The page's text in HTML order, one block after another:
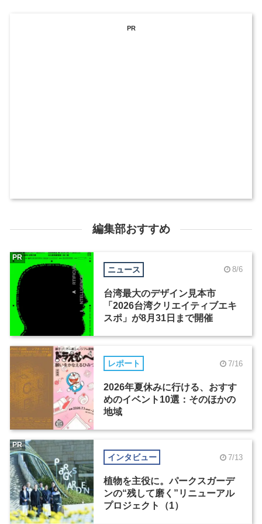
PR
編集部おすすめ
ニュース 8/6
台湾最大のデザイン見本市
「2026台湾クリエイティブエキ
スポ」が8月31日まで開催
PR
レポート 7/16
2026年夏休みに行ける、おすす
めのイベント10選：そのほかの
地域
インタビュー 7/13
植物を主役に。パークスガーデ
ンの“残して磨く”リニューアル
プロジェクト（1）
PR